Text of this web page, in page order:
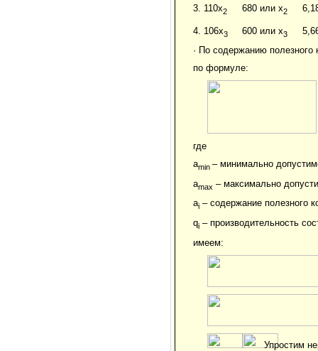
3. 110x2 680 или x2
4. 106x3 600 или x3
· По содержанию полезного
по формуле:
где
amin – минимально
amax – максимально
ai – содержание полезного
qi – производительность
имеем:
Упростим